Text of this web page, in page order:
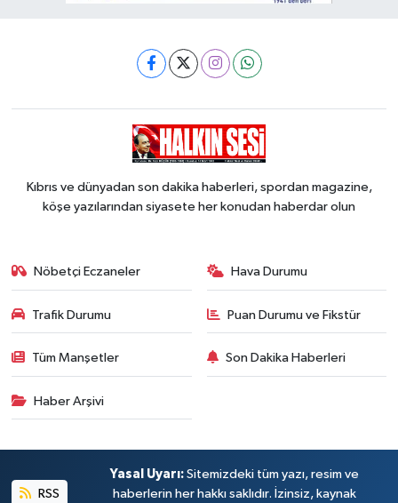
Kıbrıs ve dünyadan son dakika haberleri, spordan magazine,
köşe yazılarından siyasete her konudan haberdar olun
Nöbetçi Eczaneler Hava Durumu
Trafik Durumu Puan Durumu ve Fikstür
Tüm Manşetler Son Dakika Haberleri
Haber Arşivi
RSS
Yasal Uyarı: Sitemizdeki tüm yazı, resim ve
haberlerin her hakkı saklıdır. İzinsiz, kaynak